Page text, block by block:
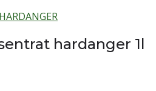
hardanger 1l